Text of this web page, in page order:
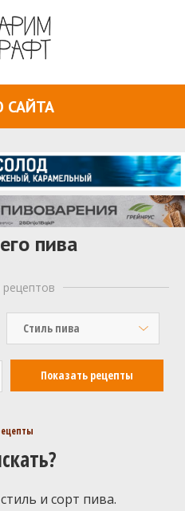
пива
Стиль пива
и сорт пива.